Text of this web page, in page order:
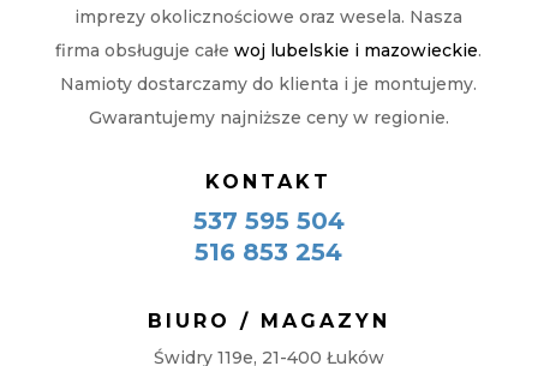
imprezy okolicznościowe oraz wesela. Nasza
firma obsługuje całewoj lubelskie i mazowieckie.
Namioty dostarczamy do klienta i je montujemy.
Gwarantujemy najniższe ceny w regionie.
KONTAKT
537 595 504
516 853 254
BIURO / MAGAZYN
Świdry 119e, 21-400 Łuków